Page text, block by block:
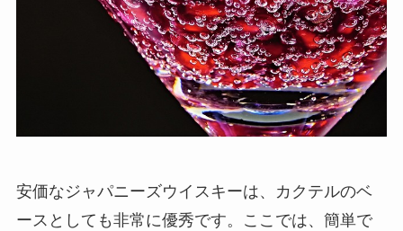
安価なジャパニーズウイスキーは、カクテルのベ
ースとしても非常に優秀です。ここでは、簡単で